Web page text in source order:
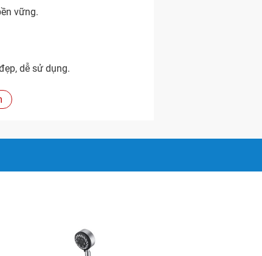
vững.
dễ sử dụng.
Neoperl Thụy Sỹ.
chặt chẽ.
kiểm nghiệm chất lượng nghiêm